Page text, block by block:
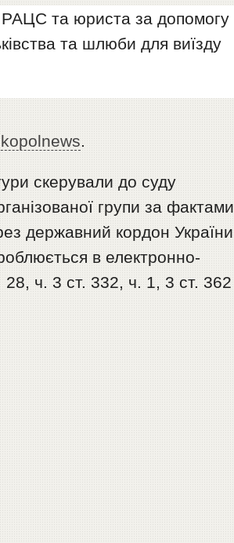
РАЦС та юриста за допомогу
та шлюби для виїзду
.
скерували до суду
групи за фактами
державний кордон України
в електронно-
ч. 3 ст. 332, ч. 1, 3 ст. 362